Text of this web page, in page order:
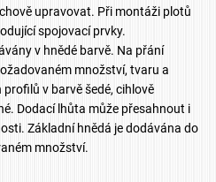
upravovat. Při montáži plotů
spojovací prvky.
v hnědé barvě. Na přání
množství, tvaru a
v barvě šedé, cihlově
Dodací lhůta může přesahnout i
Základní hnědá je dodávána do
množství.